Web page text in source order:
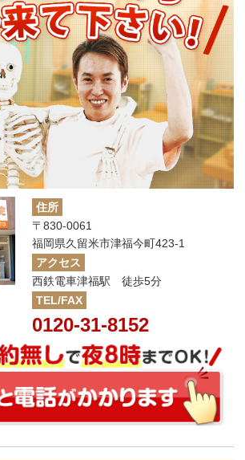
住所
〒830-0061
福岡県久留米市津福今町423-1
アクセス
西鉄電車津福駅 徒歩5分
TEL/FAX
0120-31-8152